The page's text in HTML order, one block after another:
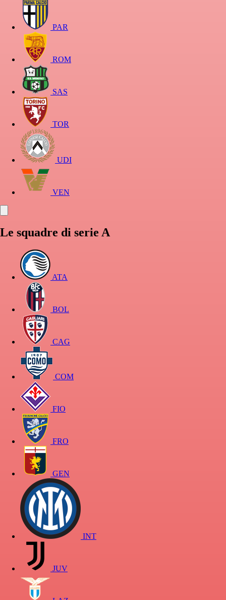
PAR
ROM
SAS
TOR
UDI
VEN
Le squadre di serie A
ATA
BOL
CAG
COM
FIO
FRO
GEN
INT
JUV